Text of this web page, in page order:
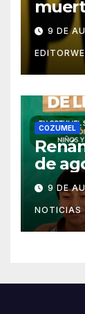
9 DE
COZUMEL
de
9 DE
NOTICIAS